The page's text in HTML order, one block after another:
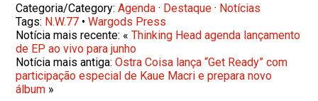
Categoria/Category:Agenda · Destaque · Notícias
Tags: N.W.77 •Wargods Press
Notícia mais recente: «Thinking Head agenda lançamento
de EP ao vivo para junho
Notícia mais antiga:Ostra Coisa lança “Get Ready” com
participação especial de Kaue Macri e prepara novo
álbum »